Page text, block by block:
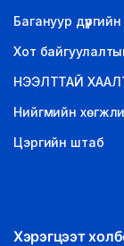
Багануур
Хот
НЭЭЛТТАЙ
Нийгмийн
Цэргийн штаб
Хэрэгцээт